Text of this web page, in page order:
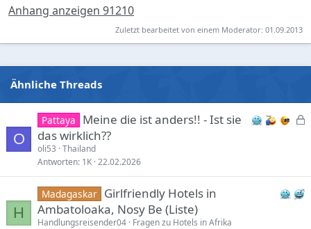
Anhang anzeigen 91210
Zuletzt bearbeitet von einem Moderator: 01.09.2013
Ähnliche Threads
O
e
r
Pattaya
Meine die ist anders!! - Ist sie
das wirklich??
oli53 Thailand
Antworten 1K 22.02.2026
H
Madagaskar Girlfriendly Hotels in
Ambatoloaka, Nosy Be (Liste)
Handlungsreisender04 Fragen zu Hotels in Afrika